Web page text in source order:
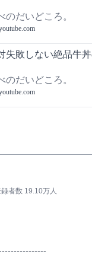
のだいどころ。
失敗しない絶品牛丼
のだいどころ。
者数 19.10万人